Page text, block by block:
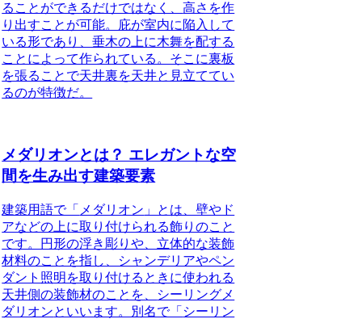
ることができるだけではなく、高さを作
り出すことが可能。庇が室内に陥入して
いる形であり、垂木の上に木舞を配する
ことによって作られている。そこに裏板
を張ることで天井裏を天井と見立ててい
るのが特徴だ。
メダリオンとは？ エレガントな空
間を生み出す建築要素
建築用語で「 メダリオン 」とは、壁やド
アなどの上に取り付けられる飾りのこと
です。円形の浮き彫りや、立体的な装飾
材料のことを指し、シャンデリアやペン
ダント照明を取り付けるときに使われる
天井側の装飾材のことを、
シーリングメ
ダリオンといいます。別名で「 シーリン